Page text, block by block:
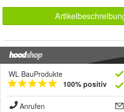
WL BauProdukte
100% positiv
Anrufen